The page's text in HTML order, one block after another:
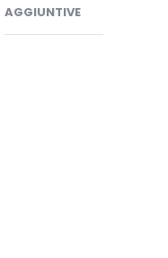
AGGIUNTIVE